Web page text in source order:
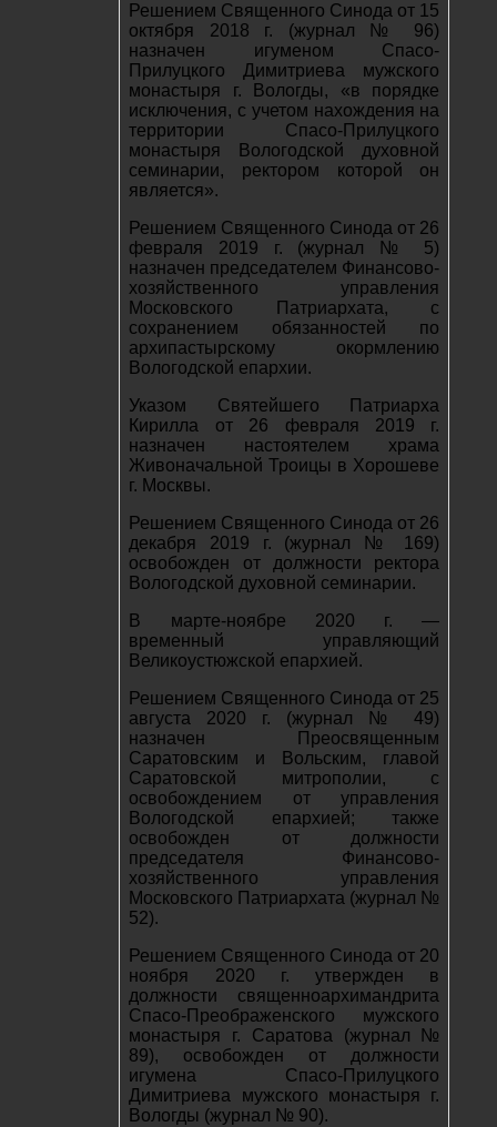
Решением Священного Синода от 15
октября 2018 г. (журнал № 96)
назначен игуменом Спасо-
Прилуцкого Димитриева мужского
монастыря г. Вологды, «в порядке
исключения, с учетом нахождения на
территории Спасо-Прилуцкого
монастыря Вологодской духовной
семинарии, ректором которой он
является».
Решением Священного Синода от 26
февраля 2019 г. (журнал № 5)
назначен председателем Финансово-
хозяйственного управления
Московского Патриархата, с
сохранением обязанностей по
архипастырскому окормлению
Вологодской епархии.
Указом Святейшего Патриарха
Кирилла от 26 февраля 2019 г.
назначен настоятелем храма
Живоначальной Троицы в Хорошеве
г. Москвы.
Решением Священного Синода от 26
декабря 2019 г. (журнал № 169)
освобожден от должности ректора
Вологодской духовной семинарии.
В марте-ноябре 2020 г. —
временный управляющий
Великоустюжской епархией.
Решением Священного Синода от 25
августа 2020 г. (журнал № 49)
назначен Преосвященным
Саратовским и Вольским, главой
Саратовской митрополии, с
освобождением от управления
Вологодской епархией; также
освобожден от должности
председателя Финансово-
хозяйственного управления
Московского Патриархата (журнал №
52).
Решением Священного Синода от 20
ноября 2020 г. утвержден в
должности священноархимандрита
Спасо-Преображенского мужского
монастыря г. Саратова (журнал №
89), освобожден от должности
игумена Спасо-Прилуцкого
Димитриева мужского монастыря г.
Вологды (журнал № 90).